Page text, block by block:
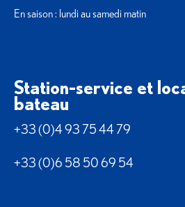
En saison : lundi au samedi matin
Station-service et
bateau
+33 (0)4 93 75 44 79
+33 (0)6 58 50 69 54